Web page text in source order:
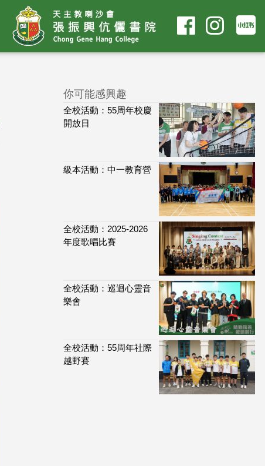
你可能感興趣
全校活動：55周年校慶
開放日
級本活動：中一教育營
全校活動：2025-2026
年度歌唱比賽
全校活動：巡迴心靈音
樂會
全校活動：55周年社際
越野賽